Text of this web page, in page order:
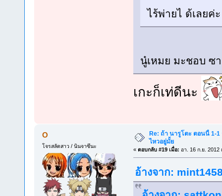
ไร้พ่ายไ ด้เลยค่
นู๋เหมย มะชอบ ซ
เกะก็เท่ดีนะ
O
โจรสลัดสาว / นินจาซึนะ
Re: ถ้า นารูโตะ ตอนนี้ 1-
ไหวอยู่มั้ย
« ตอบกลับ #19 เมื่อ: อา. 16 ก.ย. 2012
อ้างจาก: